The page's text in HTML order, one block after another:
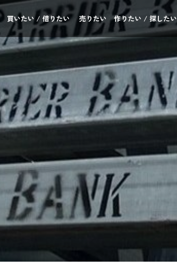
買いたい / 借りたい 売りたい 作りたい / 探したい